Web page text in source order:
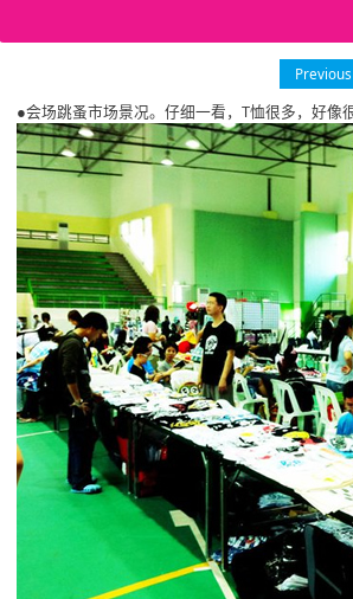
Previous
●会场跳蚤市场景况。仔细一看，T恤很多，好像